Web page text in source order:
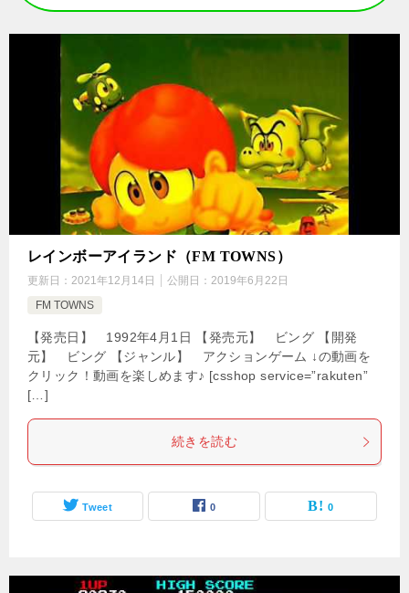
レインボーアイランド（FM TOWNS）
更新日： 2021年12月14日 公開日： 2019年6月22日
FM TOWNS
【発売日】 1992年4月1日 【発売元】 ビング 【開発
元】 ビング 【ジャンル】 アクションゲーム ↓の動画を
クリック！動画を楽しめます♪ [csshop service=”rakuten”
[…]
続きを読む
Tweet 0 0